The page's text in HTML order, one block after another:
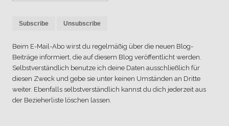
Beim E-Mail-Abo wirst du regelmäßig über die neuen Blog-
Beiträge informiert, die auf diesem Blog veröffentlicht werden.
Selbstverständlich benutze ich deine Daten ausschließlich für
diesen Zweck und gebe sie unter keinen Umständen an Dritte
weiter. Ebenfalls selbstverständlich kannst du dich jederzeit aus
der Bezieherliste löschen lassen.